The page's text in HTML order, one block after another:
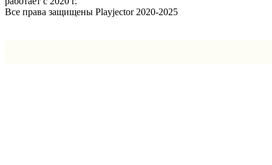
Все права защищены Playjector 2020-2025